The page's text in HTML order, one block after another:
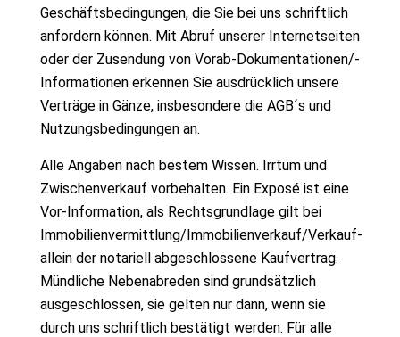
Geschäftsbedingungen, die Sie bei uns schriftlich
anfordern können. Mit Abruf unserer Internetseiten
oder der Zusendung von Vorab-Dokumentationen/-
Informationen erkennen Sie ausdrücklich unsere
Verträge in Gänze, insbesondere die AGB´s und
Nutzungsbedingungen an.
Alle Angaben nach bestem Wissen. Irrtum und
Zwischenverkauf vorbehalten. Ein Exposé ist eine
Vor-Information, als Rechtsgrundlage gilt bei
Immobilienvermittlung/Immobilienverkauf/Verkauf-
allein der notariell abgeschlossene Kaufvertrag.
Mündliche Nebenabreden sind grundsätzlich
ausgeschlossen, sie gelten nur dann, wenn sie
durch uns schriftlich bestätigt werden. Für alle